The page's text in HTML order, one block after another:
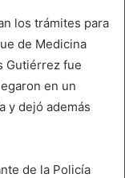
los trámites para
de Medicina
Gutiérrez fue
en un
y dejó además
de la Policía